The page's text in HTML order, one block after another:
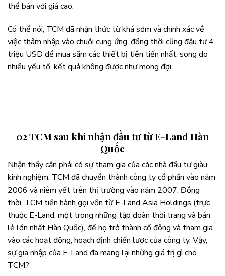
thể bán với giá cao.
Có thể nói, TCM đã nhận thức từ khá sớm và chính xác về
việc thâm nhập vào chuỗi cung ứng, đồng thời cũng đầu tư 4
triệu USD để mua sắm các thiết bị tiên tiến nhất, song do
nhiều yếu tố, kết quả không được như mong đợi.
02 TCM sau khi nhận đầu tư từ E-Land Hàn
Quốc
Nhận thấy cần phải có sự tham gia của các nhà đầu tư giàu
kinh nghiệm, TCM đã chuyển thành công ty cổ phần vào năm
2006 và niêm yết trên thị trường vào năm 2007. Đồng
thời, TCM tiến hành gọi vốn từ E-Land Asia Holdings (trực
thuộc E-Land, một trong những tập đoàn thời trang và bán
lẻ lớn nhất Hàn Quốc), để họ trở thành cổ đông và tham gia
vào các hoạt động, hoạch định chiến lược của công ty. Vậy,
sự gia nhập của E-Land đã mang lại những giá trị gì cho
TCM?